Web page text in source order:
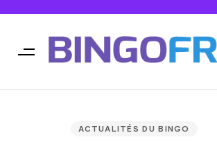
ACTUALITÉS DU BINGO